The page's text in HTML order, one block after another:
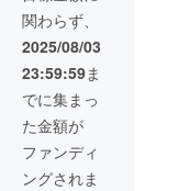
さい。
ンボイ
スが必
要な場
合は、
実行者
に直接
お問合
せくだ
さい。
ご了承
くださ
い。 ※
ご注文
状況、
使用部
材の供
給状
況、製
造工程
上の都
み)をお
払う必
要があ
りま
す。ご
注意く
ださ
い。 ※
組立完
成車の
お届け
要があ
りま
す。 ※
製品の
品質向
上と改
良によ
り、デ
ザイ
ン・仕
様は変
704,115
円の
50%OF
F ※箱入
り(ハン
ドル
バーと
前輪の
取付け
が必要)
での送
前輪の
取付け
が必要)
での送
料
37,600
円を含
んだ金
額で
す。 ※
離島
ドル色
はブ
ラック
になり
ます。
オープ
ション
でブラ
ウン色
に変更
できま
関わらず、
2025/08/03
23:59:59ま
でに集まっ
た金額が
ファンディ
ングされま